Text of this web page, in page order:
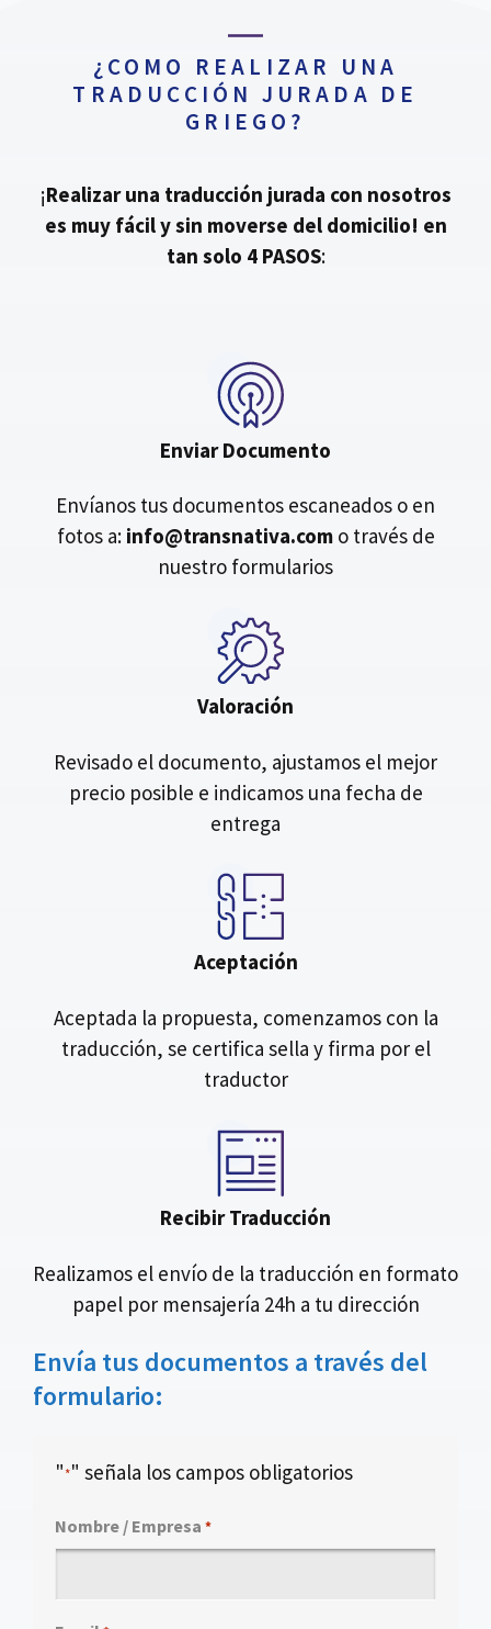
¿COMO REALIZAR UNA
TRADUCCIÓN JURADA DE
GRIEGO?
¡Realizar una traducción jurada con nosotros
es muy fácil y sin moverse del domicilio! en
tan solo 4 PASOS:
Enviar Documento
Envíanos tus documentos escaneados o en
fotos a: info@transnativa.como través de
nuestro formularios
Valoración
Revisado el documento, ajustamos el mejor
precio posible e indicamos una fecha de
entrega
Aceptación
Aceptada la propuesta, comenzamos con la
traducción, se certifica sella y firma por el
traductor
Recibir Traducción
Realizamos el envío de la traducción en formato
papel por mensajería 24h a tu dirección
Envía tus documentos a través del
formulario:
"*" señala los campos obligatorios
Nombre / Empresa *